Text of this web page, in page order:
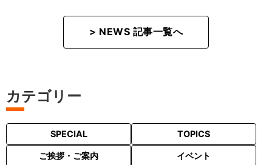
> NEWS 記事一覧へ
カテゴリー
SPECIAL TOPICS
ご挨拶・ご案内 イベント